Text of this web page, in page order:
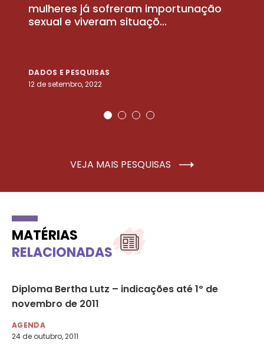
mulheres já sofreram importunação
sexual e viveram situaçõ...
DADOS E PESQUISAS
12 de setembro, 2022
VEJA MAIS PESQUISAS
MATÉRIAS
RELACIONADAS
Diploma Bertha Lutz – indicações até 1º de
novembro de 2011
AGENDA
24 de outubro, 2011